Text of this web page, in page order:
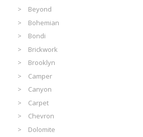
Beyond
Bohemian
Bondi
Brickwork
Brooklyn
Camper
Canyon
Carpet
Chevron
Dolomite